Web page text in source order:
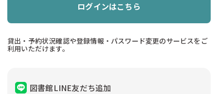
ログインはこちら
貸出・予約状況確認や登録情報・パスワード変更のサービスをご
利用いただけます。
図書館LINE友だち追加